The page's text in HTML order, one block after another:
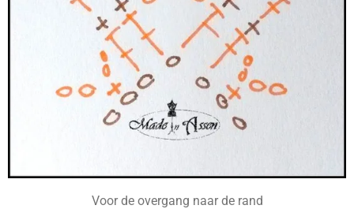
Voor de overgang naar de rand